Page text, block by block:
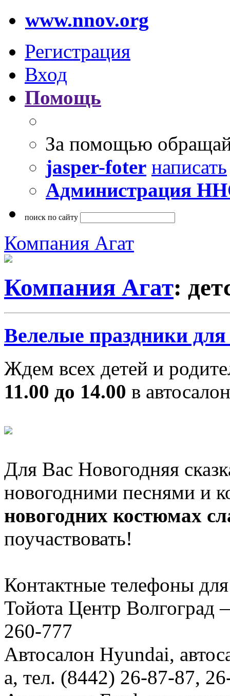
www.nnov.org
Регистрация
Вход
Помощь
За помощью
jasper-foter написать
Администрация
поиск по сайту
Компания Агат
Компания Агат:
Велелые праздники
Ждем всех детей и
11.00 до 14.00 в
Для Вас Новогодняя
новогодними песнями и
новогодних костюмах
поучаствовать!
Контактные телефоны
Тойота Центр Волгоград
260-777
Автосалон Hyundai,
а, тел. (8442) 26-87-87,